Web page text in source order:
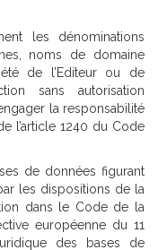
les dénominations
noms de domaine
de l’Editeur ou de
sans autorisation
la responsabilité
l’article 1240 du Code
de données figurant
les dispositions de la
dans le Code de la
européenne du 11
des bases de